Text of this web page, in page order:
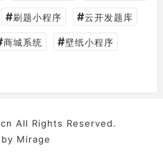
#刷题小程序 #云开发题库
商城系统 #壁纸小程序
All Rights Reserved.
Mirage